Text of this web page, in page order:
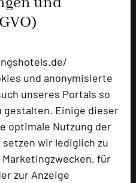
und anonymisierte
unseres Portals so
gestalten. Einige dieser
optimale Nutzung der
wir lediglich zu
für
zur Anzeige
Event, Kreativprozesse